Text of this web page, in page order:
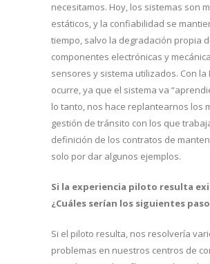
necesitamos. Hoy, los sistemas son
estáticos, y la confiabilidad se
tiempo, salvo la degradación propia
componentes electrónicas y
sensores y sistema utilizados. Con la
ocurre, ya que el sistema va
lo tanto, nos hace replantearnos los
gestión de tránsito con los que
definición de los contratos de
solo por dar algunos ejemplos.
Si la experiencia piloto resulta
¿Cuáles serían los siguientes
Si el piloto resulta, nos resolvería
problemas en nuestros centros de